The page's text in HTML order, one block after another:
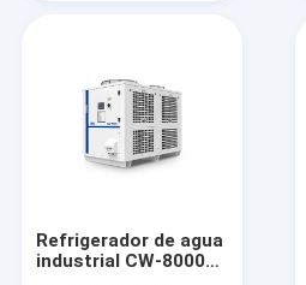
Sobre nosotros
Recorrido por la fábrica
Refrigerador de agua
industrial CW-8000